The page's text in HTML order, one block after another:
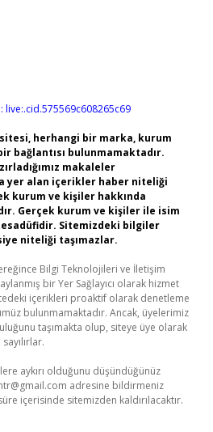
live:.cid.575569c608265c69
herhangi bir marka, kurum
bağlantısı bulunmamaktadır.
makaleler
yer alan içerikler haber niteliği
kurum ve kişiler hakkında
Gerçek kurum ve kişiler ile isim
Sitemizdeki bilgiler
niteliği taşımazlar.
Bilgi Teknolojileri ve İletişim
bir Yer Sağlayıcı olarak hizmet
içerikleri proaktif olarak denetleme
bulunmamaktadır. Ancak, üyelerimiz
taşımakta olup, siteye üye olarak
aykırı olduğunu düşündüğünüz
adresine bildirmeniz
içerisinde sitemizden kaldırılacaktır.